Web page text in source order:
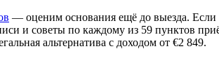
— оценим основания ещё до выезда. Если
и советы по каждому из 59 пунктов
альтернатива с доходом от €2 849.